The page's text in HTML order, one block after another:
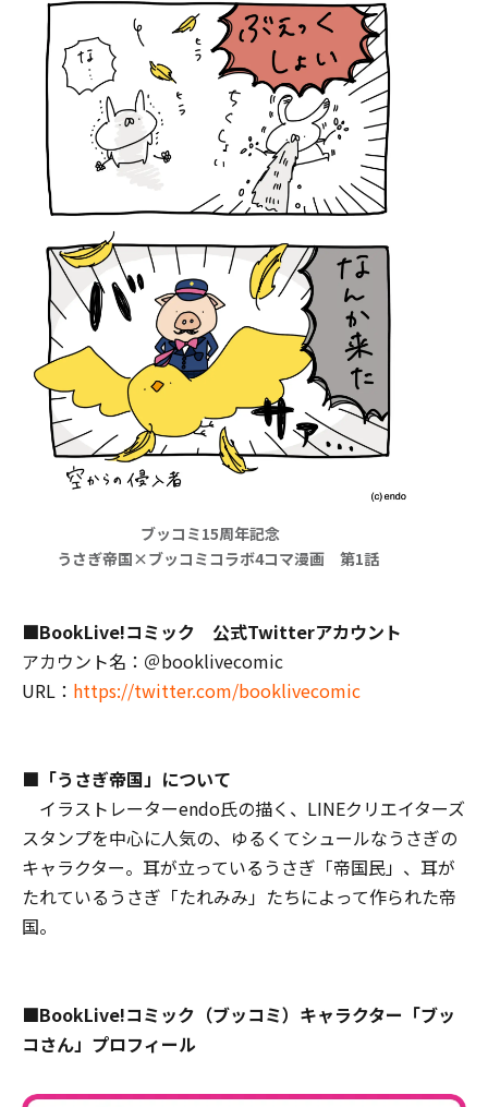
ブッコミ15周年記念
うさぎ帝国×ブッコミコラボ4コマ漫画 第1話
■BookLive!コミック 公式Twitterアカウント
アカウント名：＠booklivecomic
URL： https://twitter.com/booklivecomic
■「うさぎ帝国」について
イラストレーターendo氏の描く、LINEクリエイターズ
スタンプを中心に人気の、ゆるくてシュールなうさぎの
キャラクター。耳が立っているうさぎ「帝国民」、耳が
たれているうさぎ「たれみみ」たちによって作られた帝
国。
■BookLive!コミック（ブッコミ）キャラクター「ブッ
コさん」プロフィール